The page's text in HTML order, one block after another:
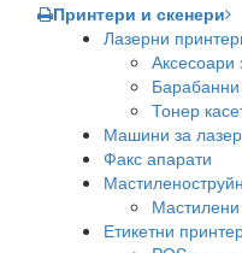
Принтери и скенери
Лазерни
Аксесоари
Тонер
Машини за
Факс апарати
Мастилени
Етикетни